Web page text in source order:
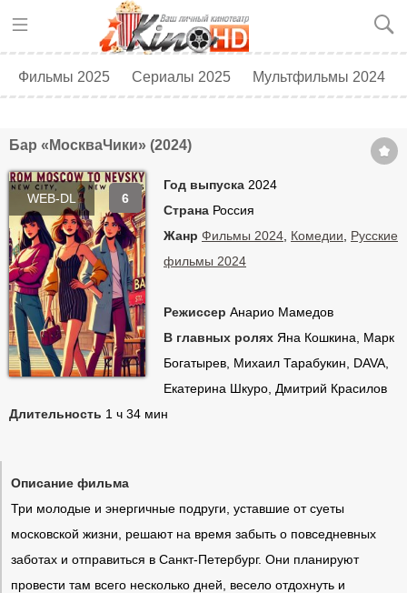
Фильмы 2025 Сериалы 2025 Мультфильмы 2024
Бар «МоскваЧики» (2024)
WEB-DL
Год выпуска 2024
Страна Россия
Жанр Фильмы 2024 Комедии
Русские
фильмы 2024
Режиссер Анарио Мамедов
В главных ролях Яна Кошкина, Марк
Богатырев, Михаил Тарабукин, DAVA,
Екатерина Шкуро, Дмитрий Красилов
Длительность 1 ч 34 мин
6
Описание фильма
Три молодые и энергичные подруги, уставшие от суеты
московской жизни, решают на время забыть о повседневных
заботах и отправиться в Санкт-Петербург. Они планируют
провести там всего несколько дней, весело отдохнуть и